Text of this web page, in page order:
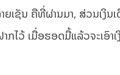
ເຊັນ ຄືທີ່ຜ່ານມາ, ສ່ວນເງິ
ຝາກໄວ້ ເມື່ອຮອດມື້ແລ້ວຈະເ